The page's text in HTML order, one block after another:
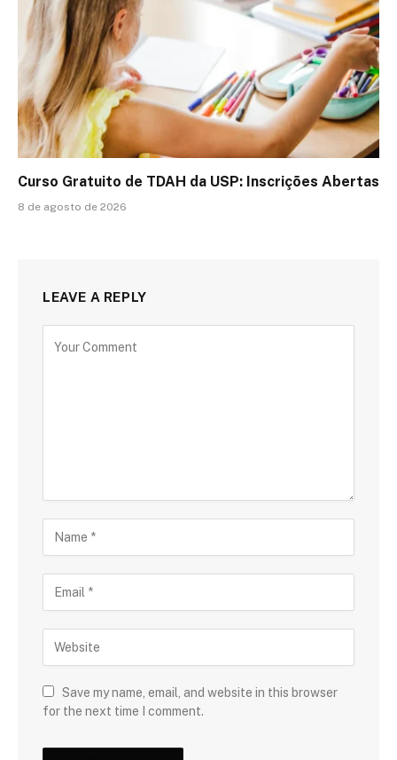
Curso Gratuito de TDAH da USP: Inscrições Abertas
8 de agosto de 2026
LEAVE A REPLY
Save my name, email, and website in this browser
for the next time I comment.